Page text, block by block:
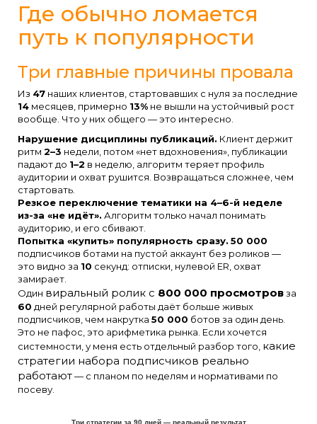
Где обычно ломается
путь к популярности
Три главные причины провала
Из 47 наших клиентов, стартовавших с нуля за последние
14 месяцев, примерно 13% не вышли на устойчивый рост
вообще. Что у них общего — это интересно.
Нарушение дисциплины публикаций. Клиент держит
ритм 2–3 недели, потом «нет вдохновения», публикации
падают до 1–2 в неделю, алгоритм теряет профиль
аудитории и охват рушится. Возвращаться сложнее, чем
стартовать.
Резкое переключение тематики на 4–6-й неделе
из-за «не идёт». Алгоритм только начал понимать
аудиторию, и его сбивают.
Попытка «купить» популярность сразу. 50 000
подписчиков ботами на пустой аккаунт без роликов —
это видно за 10 секунд: отписки, нулевой ER, охват
замирает.
Один виральный ролик с 800 000 просмотровза
60 дней регулярной работы даёт больше живых
подписчиков, чем накрутка 50 000 ботов за один день.
Это не пафос, это арифметика рынка. Если хочется
системности, у меня есть отдельный разбор того, какие
стратегии набора подписчиков реально
работают— с планом по неделям и нормативами по
посеву.
Три стратегии за 90 дней — реальный результат